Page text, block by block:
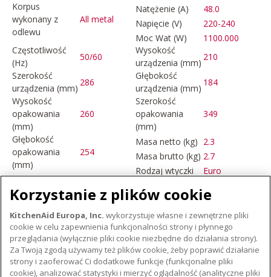
Korpus
wykonany z
odlewu
All metal
Natężenie (A)
48.0
Napięcie (V)
220-240
Moc Wat (W)
1100.000
Częstotliwość
(Hz)
50/60
Wysokość
urządzenia (mm)
210
Szerokość
urządzenia (mm)
286
Głębokość
urządzenia (mm)
184
Wysokość
opakowania
(mm)
260
Szerokość
opakowania
(mm)
349
Głębokość
opakowania
(mm)
254
Masa netto (kg) 2.3
Masa brutto (kg) 2.7
Rodzaj wtyczki
Euro
MAŁE URZĄDZENIA AGD
Korzystanie z plików cookie
KitchenAid Europa, Inc. wykorzystuje własne i zewnętrzne pliki
cookie w celu zapewnienia funkcjonalności strony i płynnego
przeglądania (wyłącznie pliki cookie niezbędne do działania strony).
Za Twoją zgodą używamy też plików cookie, żeby poprawić działanie
strony i zaoferować Ci dodatkowe funkcje (funkcjonalne pliki
cookie), analizować statystyki i mierzyć oglądalność (analityczne pliki